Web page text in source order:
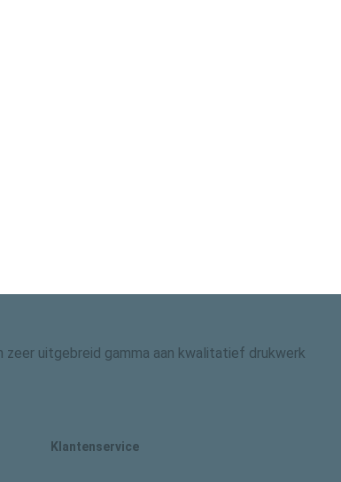
zeer uitgebreid gamma aan kwalitatief drukwerk
Klantenservice